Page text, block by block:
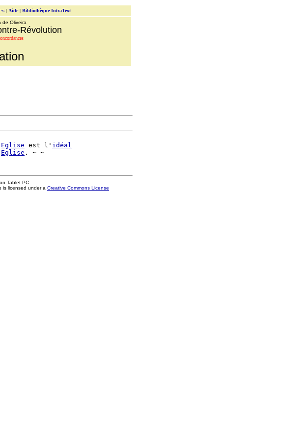
| Aide| Bibliothèque IntraText
de Oliveira
Révolution
Eglise est l' idéal
Eglise
Tablet PC
is licensed under a Creative Commons License